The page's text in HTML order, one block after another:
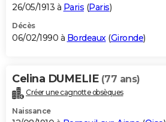
26/05/1913 à Paris (Paris)
Décès
06/02/1990 à Bordeaux(Gironde)
Celina DUMELIE (77 ans)
Créer une cagnotte obsèques
Naissance